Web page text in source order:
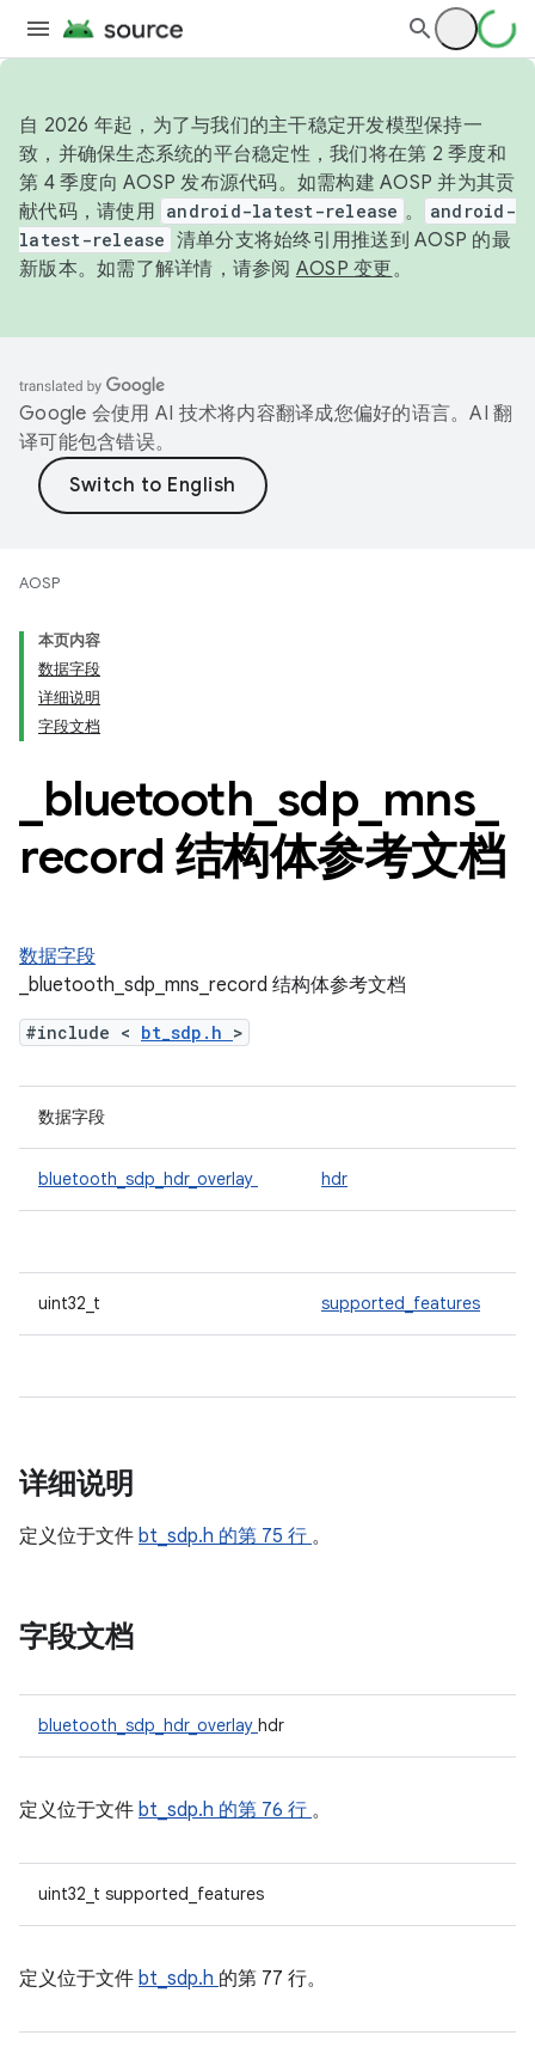
自 2026 年起，为了与我们的主干稳定开发模型保持一
致，并确保生态系统的平台稳定性，我们将在第 2 季度和
第 4 季度向 AOSP 发布源代码。如需构建 AOSP 并为其贡
献代码，请使用 android-latest-release 。
android-
latest-release 清单分支将始终引用推送到 AOSP 的最
新版本。如需了解详情，请参阅 AOSP 变更。
Google 会使用 AI 技术将内容翻译成您偏好的语言。AI 翻
译可能包含错误。
AOSP
本页内容
数据字段
详细说明
字段文档
bluetooth sdp mns
record 结构体参考文档
数据字段
_bluetooth_sdp_mns_record 结构体参考文档
#include < bt_sdp.h >
数据字段
bluetooth_sdp_hdr_overlay hdr
uint32_t supported_features
详细说明
定义位于文件 bt_sdp.h 的第 75 行 。
字段文档
bluetooth_sdp_hdr_overlay hdr
定义位于文件 bt_sdp.h 的第 76 行 。
uint32_t supported_features
定义位于文件 bt_sdp.h 的第 77 行。